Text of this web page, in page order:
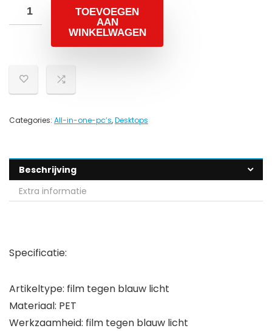
TOEVOEGEN
AAN
WINKELWAGEN
Categories: All-in-one-pc’s,Desktops
Beschrijving
Extra informatie
Specificatie:
Artikeltype: film tegen blauw licht
Materiaal: PET
Werkzaamheid: film tegen blauw licht